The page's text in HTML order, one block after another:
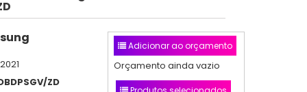
ZD
Adicionar ao orçamento
Orçamento ainda vazio